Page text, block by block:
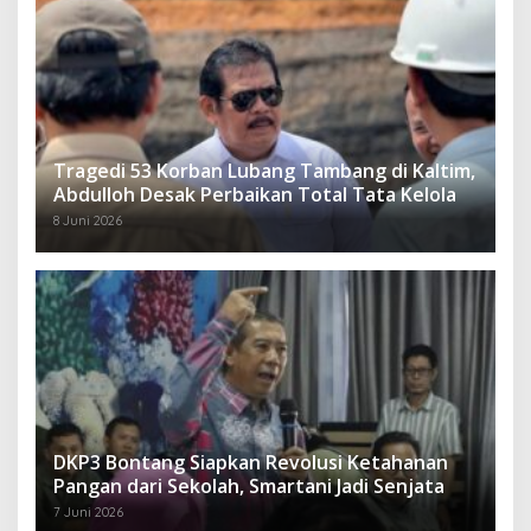
Tragedi 53 Korban Lubang Tambang di Kaltim,
Abdulloh Desak Perbaikan Total Tata Kelola
8 Juni 2026
DKP3 Bontang Siapkan Revolusi Ketahanan
Pangan dari Sekolah, Smartani Jadi Senjata
7 Juni 2026